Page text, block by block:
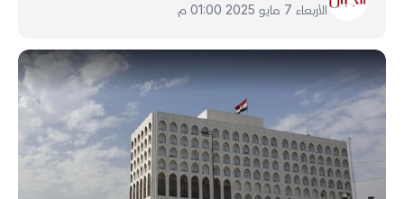
الأربعاء 7 مايو 2025 01:00 م